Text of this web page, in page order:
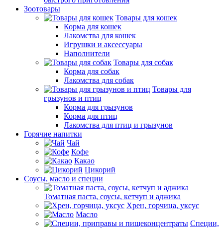
Зоотовары
Товары для кошек
Корма для кошек
Лакомства для кошек
Игрушки и аксессуары
Наполнители
Товары для собак
Корма для собак
Лакомства для собак
Товары для
грызунов и птиц
Корма для грызунов
Корма для птиц
Лакомства для птиц и грызунов
Горячие напитки
Чай
Кофе
Какао
Цикорий
Соусы, масло и специи
Томатная паста, соусы, кетчуп и аджика
Хрен, горчица, уксус
Масло
Специи,